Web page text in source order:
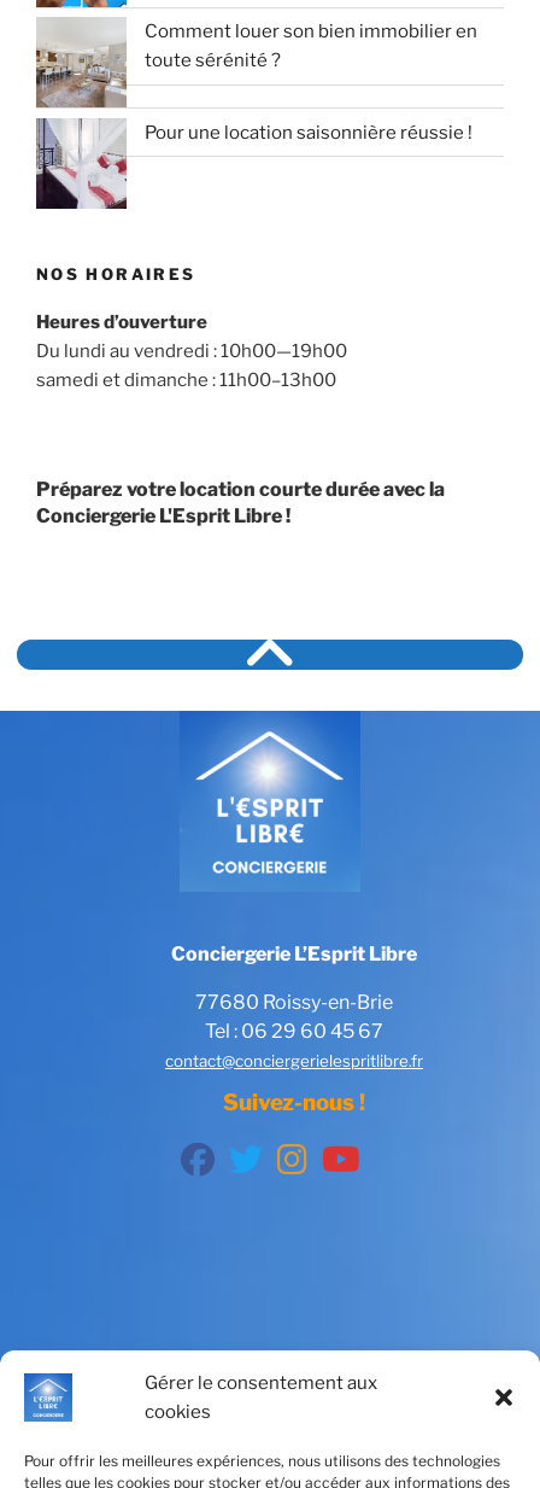
Gérer le consentement aux
cookies
Pour offrir les meilleures expériences, nous utilisons des technologies
telles que les cookies pour stocker et/ou accéder aux informations des
Comment louer son bien immobilier en
toute sérénité ?
Pour une location saisonnière réussie !
NOS HORAIRES
Heures d’ouverture
Du lundi au vendredi : 10h00—19h00
samedi et dimanche : 11h00–13h00
Préparez votre location courte durée avec la
Conciergerie L'Esprit Libre !
Conciergerie L’Esprit Libre
77680 Roissy-en-Brie
Tel : 06 29 60 45 67
contact@conciergerielespritlibre.fr
Suivez-nous !
fab
fa-
fab
fa-
fab
fa-